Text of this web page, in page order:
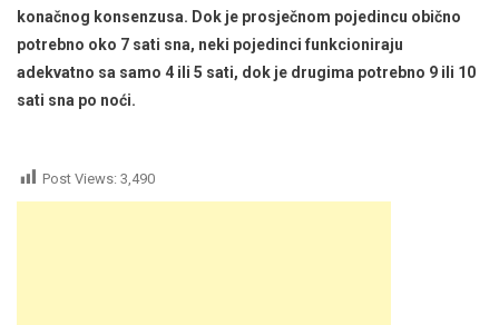
konačnog konsenzusa. Dok je prosječnom pojedincu obično
potrebno oko 7 sati sna, neki pojedinci funkcioniraju
adekvatno sa samo 4 ili 5 sati, dok je drugima potrebno 9 ili 10
sati sna po noći.
Post Views: 3,490